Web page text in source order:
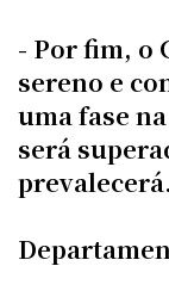
- Por fim, o
sereno e
uma fase
será
prevalecerá.